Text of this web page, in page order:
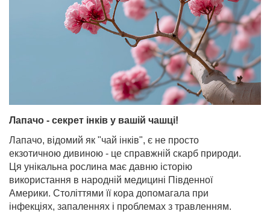
Лапачо - секрет інків у вашій чашці!
Лапачо, відомий як "чай інків", є не просто
екзотичною дивиною - це справжній скарб природи.
Ця унікальна рослина має давню історію
використання в народній медицині Південної
Америки. Століттями її кора допомагала при
інфекціях, запаленнях і проблемах з травленням.